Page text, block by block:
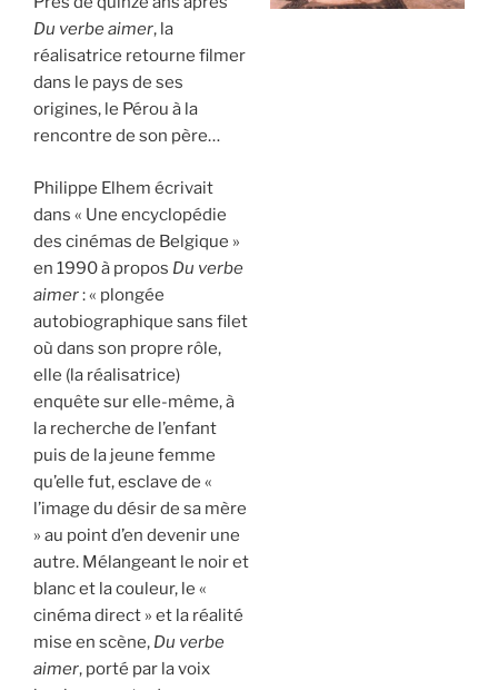
Du verbe aimer, la
réalisatrice retourne filmer
dans le pays de ses
origines, le Pérou à la
rencontre de son père…
Philippe Elhem écrivait
dans « Une encyclopédie
des cinémas de Belgique »
en 1990 à propos Du verbe
aimer: « plongée
autobiographique sans filet
où dans son propre rôle,
elle (la réalisatrice)
enquête sur elle-même, à
la recherche de l’enfant
puis de la jeune femme
qu’elle fut, esclave de «
l’image du désir de sa mère
» au point d’en devenir une
autre. Mélangeant le noir et
blanc et la couleur, le «
cinéma direct » et la réalité
mise en scène, Du verbe
aimer, porté par la voix